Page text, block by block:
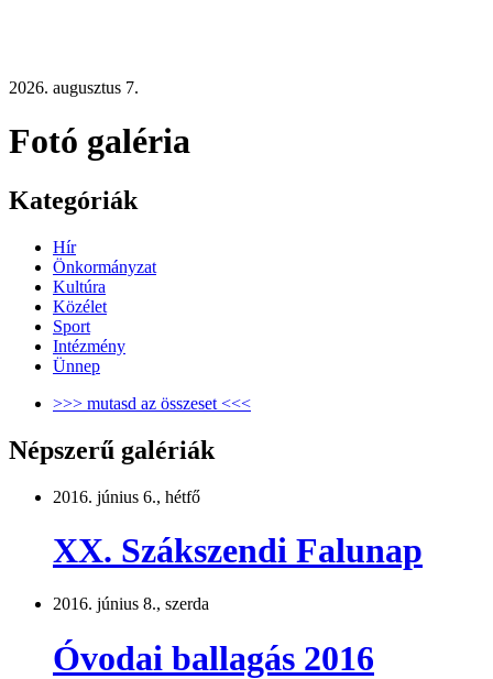
2026. augusztus 7.
Fotó galéria
Kategóriák
Hír
Önkormányzat
Kultúra
Közélet
Sport
Intézmény
Ünnep
>>> mutasd az összeset <<<
Népszerű galériák
2016. június 6., hétfő
XX. Szákszendi Falunap
2016. június 8., szerda
Óvodai ballagás 2016